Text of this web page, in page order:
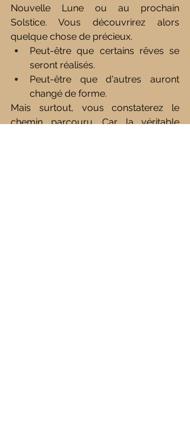
Nouvelle Lune ou au prochain
Solstice. Vous découvrirez alors
quelque chose de précieux.
Peut-être que certains rêves se
seront réalisés.
Peut-être que d'autres auront
changé de forme.
Mais surtout, vous constaterez le
chemin parcouru. Car la véritable